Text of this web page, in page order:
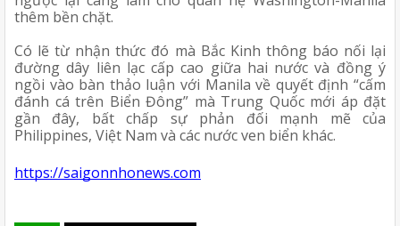
thêm bền chặt.
Có lẽ từ nhận thức đó mà Bắc Kinh thông báo nối lại
đường dây liên lạc cấp cao giữa hai nước và đồng ý
ngồi vào bàn thảo luận với Manila về quyết định “cấm
đánh cá trên Biển Đông” mà Trung Quốc mới áp đặt
gần đây, bất chấp sự phản đối mạnh mẽ của
Philippines, Việt Nam và các nước ven biển khác.
https://saigonnhonews.com